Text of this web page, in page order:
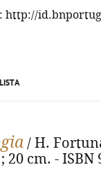
http://
/ H.
20 cm. - ISBN